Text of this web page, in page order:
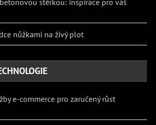
nůžkami na živý plot
e-commerce pro zaručený růst